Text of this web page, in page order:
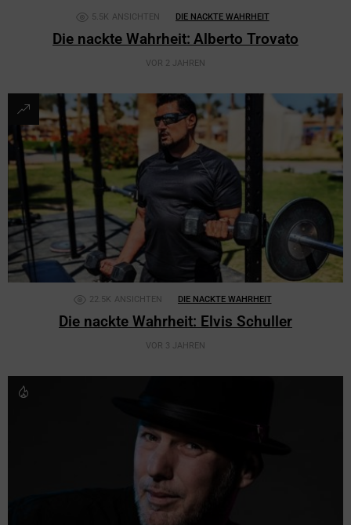
5.5K ANSICHTEN DIE NACKTE WAHRHEIT
Die nackte Wahrheit: Alberto Trovato
VOR 2 JAHREN
22.5K ANSICHTEN DIE NACKTE WAHRHEIT
Die nackte Wahrheit: Elvis Schuller
VOR 3 JAHREN